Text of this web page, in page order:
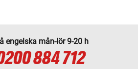
engelska mån-lör 9-20 h
884 712